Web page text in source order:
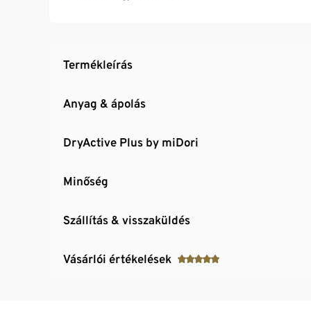
Fényvisszaverő dizájnelemekkel
Termékleírás
Anyag & ápolás
DryActive Plus by miDori
Minőség
Szállítás & visszaküldés
Vásárlói értékelések